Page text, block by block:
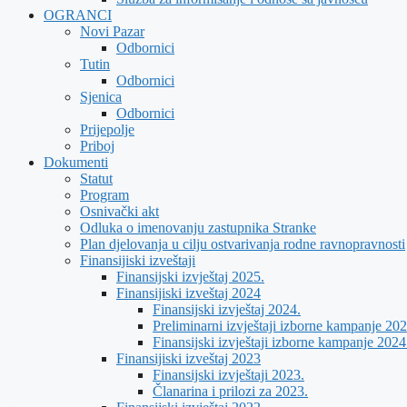
OGRANCI
Novi Pazar
Odbornici
Tutin
Odbornici
Sjenica
Odbornici
Prijepolje
Priboj
Dokumenti
Statut
Program
Osnivački akt
Odluka o imenovanju zastupnika Stranke
Plan djelovanja u cilju ostvarivanja rodne ravnopravnosti
Finansijiski izveštaji
Finansijski izvještaj 2025.
Finansijiski izveštaj 2024
Finansijski izvještaj 2024.
Preliminarni izvještaji izborne kampanje
Finansijski izvještaji izborne kampanje
Finansijiski izveštaj 2023
Finansijski izvještaji 2023.
Članarina i prilozi za 2023.